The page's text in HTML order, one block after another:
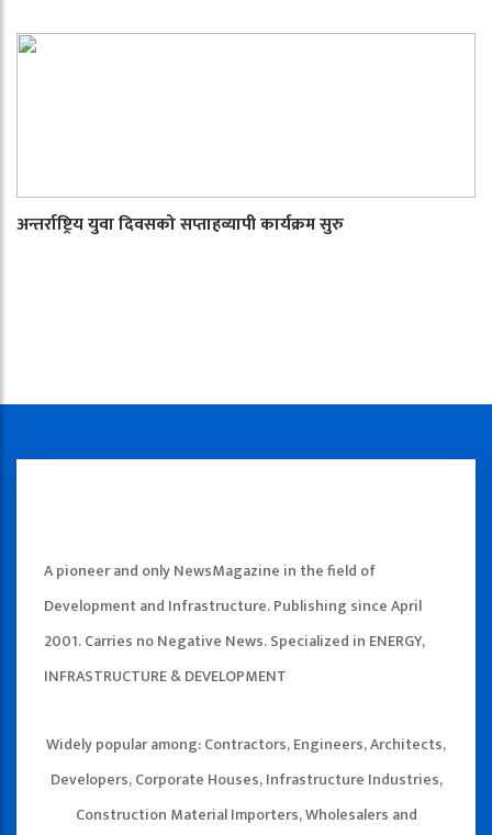
अन्तर्राष्ट्रिय युवा दिवसको सप्ताहव्यापी कार्यक्रम सुरु
A pioneer and only NewsMagazine in the field of
Development and Infrastructure. Publishing since April
2001. Carries no Negative News. Specialized in ENERGY,
INFRASTRUCTURE & DEVELOPMENT
Widely popular among: Contractors, Engineers, Architects,
Developers, Corporate Houses, Infrastructure Industries,
Construction Material Importers, Wholesalers and